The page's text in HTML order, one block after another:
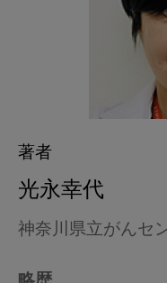
著者
光永幸代
神奈川県立がんセ